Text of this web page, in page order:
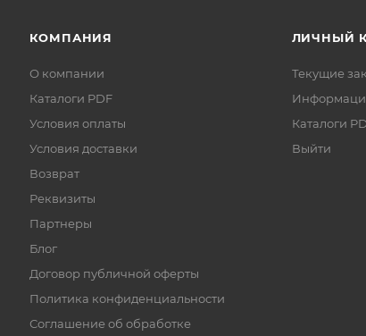
КОМПАНИЯ
О компании
Каталоги PDF
Условия оплаты
Условия доставки
Возврат
Реквизиты
Партнеры
Блог
Договор публичной оферты
Политика конфиденциальности
Соглашение об обработке
ЛИЧНЫЙ
Текущие
Каталоги
Выйти